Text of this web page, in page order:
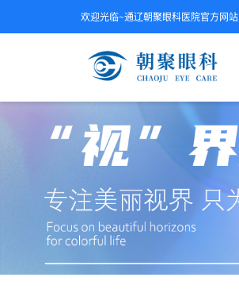
欢迎光临~通辽朝聚眼科医院官方网站